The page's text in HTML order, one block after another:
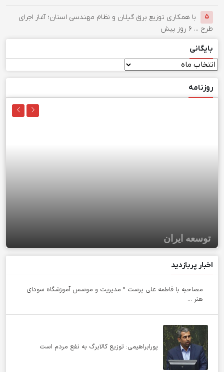
۵
با همکاری توزیع برق گیلان و نظام مهندسی استان؛ آغاز اجرای
طرح ... ۶ روز پیش
بایگانی
بایگانی
روزنامه
توسعه ایران
اخبار پربازدید
مصاحبه با فاطمه علی پرست ” مدیریت و موسس آموزشگاه سودای
هنر ...
پورابراهیمی: توزیع کالابرگ به نفع مردم است